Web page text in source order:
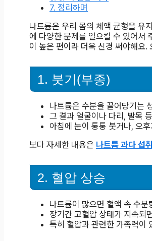
7. 정리하며
나트륨은 우리 몸의 체액 균형을 유
에 다양한 문제를 일으킬 수 있어서
이 높은 편이라 더욱 신경 써야해요
1. 붓기(부종)
나트륨은 수분을 끌어당기는
그 결과 얼굴이나 다리, 발목
아침에 눈이 퉁퉁 붓거나, 오
보다 자세한 내용은 나트륨 과다 섭
2. 혈압 상승
나트륨이 많으면 혈액 속 수
장기간 고혈압 상태가 지속되
특히 혈압과 관련한 가족력이